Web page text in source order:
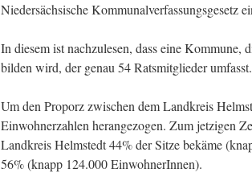
Niedersächsische Kommunalverfassungsgesetz
In diesem ist nachzulesen, dass eine
bilden wird, der genau 54 Ratsmitglieder umfasst.
Um den Proporz zwischen dem Landkreis
Einwohnerzahlen herangezogen. Zum jetzigen
Landkreis Helmstedt 44% der Sitze bekäme
56% (knapp 124.000 EinwohnerInnen).